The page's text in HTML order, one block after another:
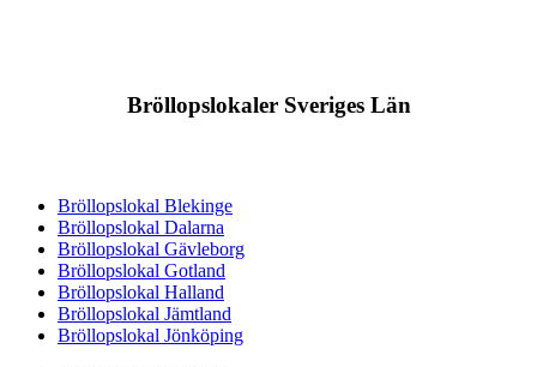
Bröllopslokaler Sveriges Län
Bröllopslokal Blekinge
Bröllopslokal Dalarna
Bröllopslokal Gävleborg
Bröllopslokal Gotland
Bröllopslokal Halland
Bröllopslokal Jämtland
Bröllopslokal Jönköping